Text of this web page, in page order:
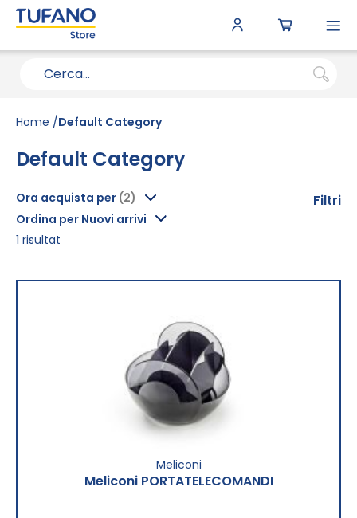
Home Default Category
Default Category
Ordina per Nuovi arrivi
1 risultat
Meliconi
Meliconi PORTATELECOMANDI
Filtri
Ora acquista per